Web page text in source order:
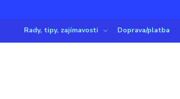
Rady, tipy, zajímavosti Doprava/platba